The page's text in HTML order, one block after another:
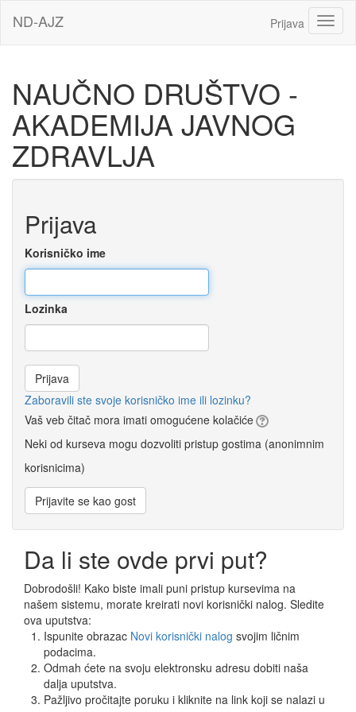
ND-AJZ Prijava
NAUČNO DRUŠTVO -
AKADEMIJA JAVNOG
ZDRAVLJA
za
kreiranje
novog
korisničkog
Prijava
Korisničko ime
Lozinka
Zaboravili ste svoje korisničko ime ili lozinku?
Vaš veb čitač mora imati omogućene kolačiće
Neki od kurseva mogu dozvoliti pristup gostima (anonimnim
korisnicima)
Da li ste ovde prvi put?
Dobrodošli! Kako biste imali puni pristup kursevima na
našem sistemu, morate kreirati novi korisnički nalog. Sledite
ova uputstva:
Ispunite obrazac Novi korisnički nalog svojim ličnim
podacima.
Odmah ćete na svoju elektronsku adresu dobiti naša
dalja uputstva.
Pažljivo pročitajte poruku i kliknite na link koji se nalazi u